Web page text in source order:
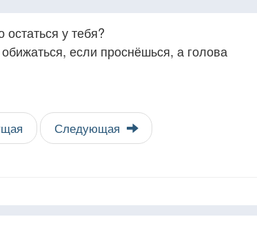
у тебя?
если проснёшься, а голова
Следующая